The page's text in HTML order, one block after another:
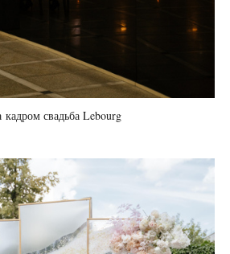
кадром свадьба Lebourg